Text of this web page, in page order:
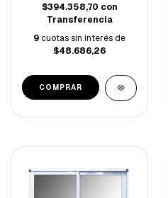
$394.358,70 con
Transferencia
9cuotas sin interés de
$48.686,26